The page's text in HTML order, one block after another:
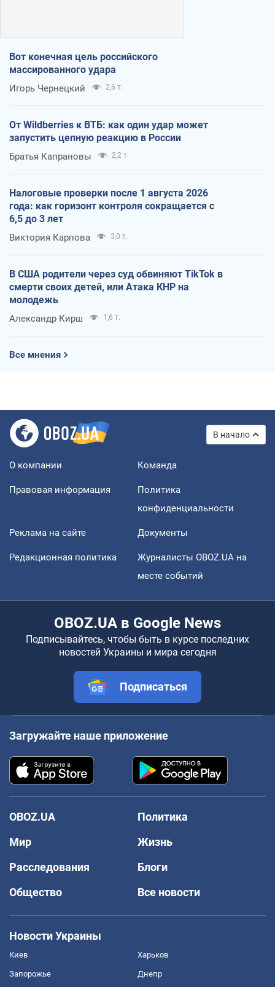
Вот конечная цель российского
массированного удара
Игорь Чернецкий 2,6 т.
От Wildberries к ВТБ: как один удар может
запустить цепную реакцию в России
Братья Капрановы 2,2 т.
Налоговые проверки после 1 августа 2026
года: как горизонт контроля сокращается с
6,5 до 3 лет
Виктория Карпова 3,0 т.
В США родители через суд обвиняют TikTok в
смерти своих детей, или Атака КНР на
молодежь
Александр Кирш 1,6 т.
Все мнения
В начало
О компании Команда
Правовая информация
Политика
конфиденциальности
Реклама на сайте Документы
Редакционная политика
Журналисты OBOZ.UA на
месте событий
OBOZ.UA в Google News
Подписывайтесь, чтобы быть в курсе последних
новостей Украины и мира сегодня
Подписаться
Загружайте наше приложение
OBOZ.UA
Политика
Мир
Жизнь
Расследования
Блоги
Общество
Все новости
Новости Украины
Киев Харьков
Запорожье Днепр